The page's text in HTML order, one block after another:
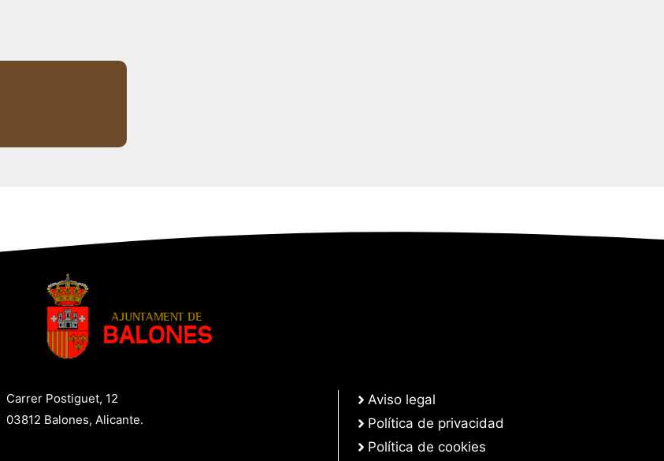
Carrer Postiguet, 12
03812 Balones, Alicante.
Aviso legal
Política de privacidad
Política de cookies